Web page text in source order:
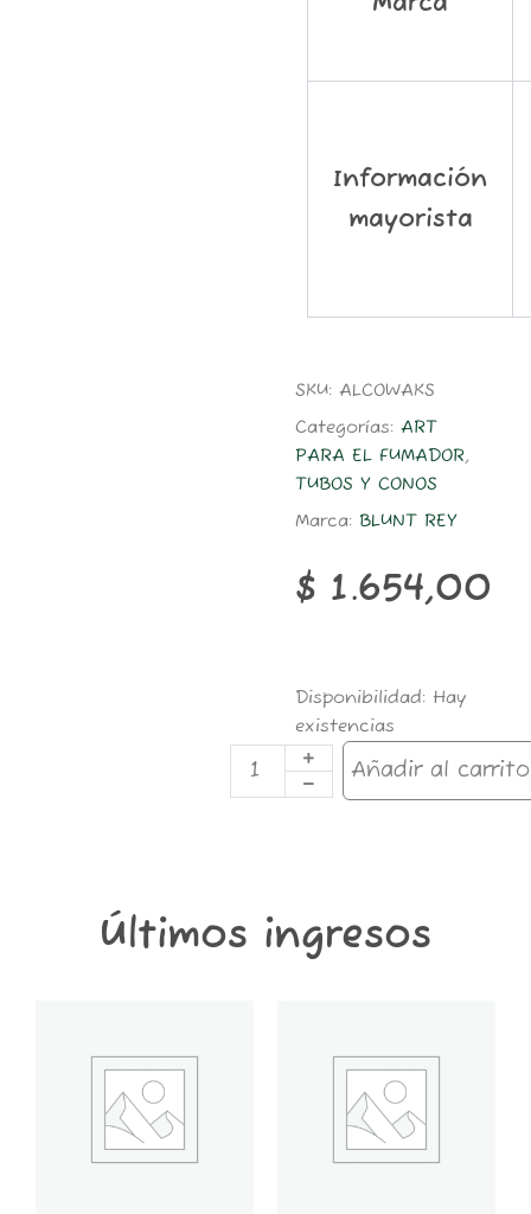
Información
mayorista
SKU:ALCOWAKS
Categorías:ART
PARA EL FUMADOR,
TUBOS Y CONOS
Marca:BLUNT REY
$ 1.654,00
Disponibilidad: Hay
existencias
Rolled
Transparent
CONE
Añadir al carrito
Últimos ingresos
GROWER
cantidad
GROWER
cantidad